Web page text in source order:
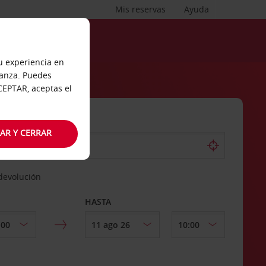
Ayuda
Mis reservas
HASTA
experiencia en
Puedes
aceptas el
Y CERRAR